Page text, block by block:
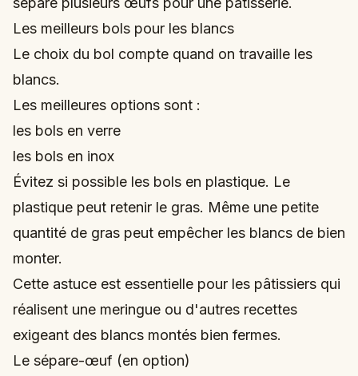
Les meilleurs bols pour les blancs
Le choix du bol compte quand on travaille les
blancs.
Les meilleures options sont :
les bols en verre
les bols en inox
Évitez si possible les bols en plastique. Le
plastique peut retenir le gras. Même une petite
quantité de gras peut empêcher les blancs de bien
monter.
Cette astuce est essentielle pour les pâtissiers qui
réalisent une meringue ou d'autres recettes
exigeant des blancs montés bien fermes.
Le sépare-œuf (en option)